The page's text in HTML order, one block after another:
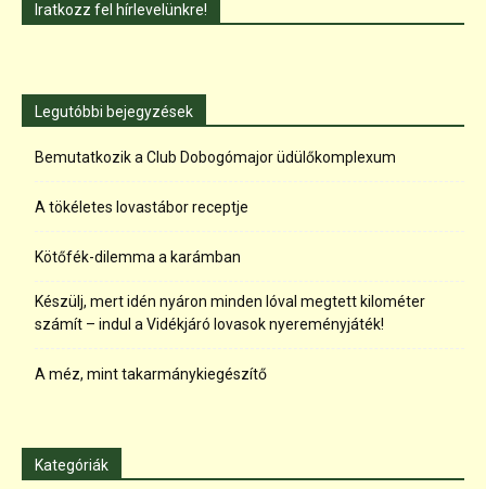
Iratkozz fel hírlevelünkre!
Legutóbbi bejegyzések
Bemutatkozik a Club Dobogómajor üdülőkomplexum
A tökéletes lovastábor receptje
Kötőfék-dilemma a karámban
Készülj, mert idén nyáron minden lóval megtett kilométer
számít – indul a Vidékjáró lovasok nyereményjáték!
A méz, mint takarmánykiegészítő
Kategóriák